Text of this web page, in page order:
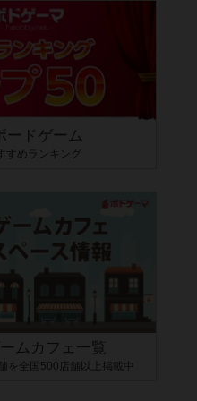
ードゲーム
すめランキング
ムカフェ一覧
を全国500店舗以上掲載中